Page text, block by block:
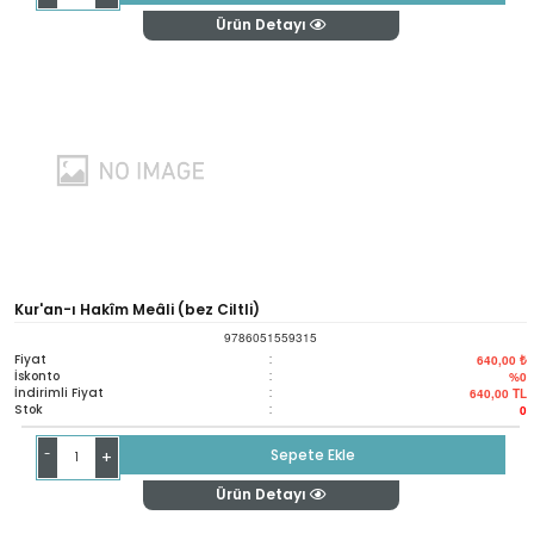
Ürün Detayı
Kur'an-ı Hakîm Meâli (bez Ciltli)
9786051559315
Fiyat : 640,00 ₺
İskonto : %0
İndirimli Fiyat : 640,00 TL
Stok : 0
- +
Sepete Ekle
Ürün Detayı